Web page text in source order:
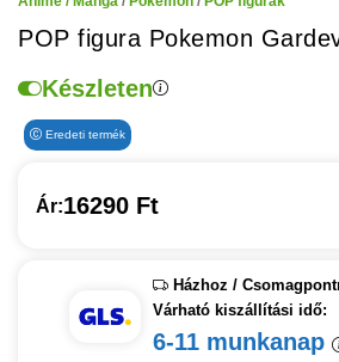
POP figura Pokemon
Készleten
Eredeti termék
Ár:16290 Ft
Házhoz /
Várható kiszállítási idő:
6-11 munkanap